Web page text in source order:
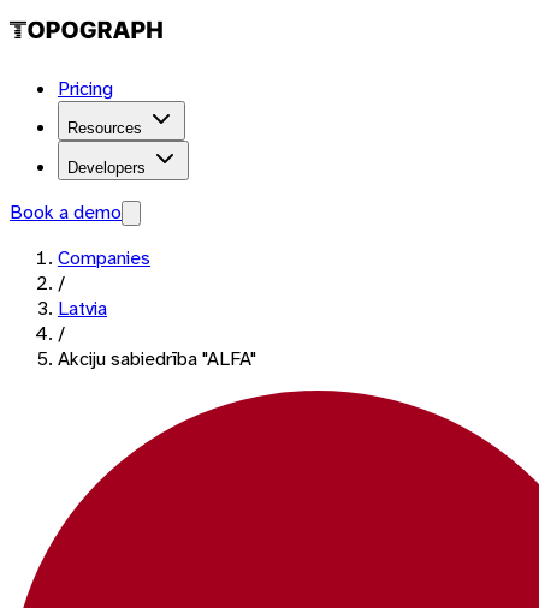
Pricing
Resources
Developers
Book a demo
Companies
/
Latvia
/
Akciju sabiedrība "ALFA"